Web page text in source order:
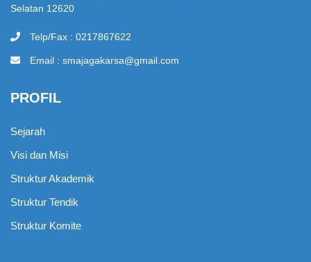
Selatan 12620
Telp/Fax : 0217867622
Email : smajagakarsa@gmail.com
PROFIL
Sejarah
Visi dan Misi
Struktur Akademik
Struktur Tendik
Struktur Komite